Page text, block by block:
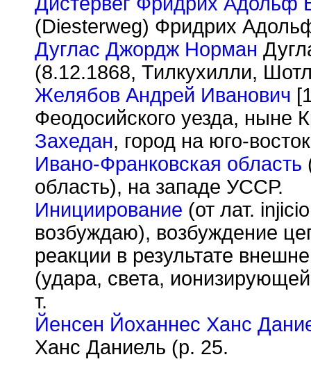
(Diesterweg) Фридрих
Дуглас Джордж Норман
(8.12.1868, Тилкухилли,
Желябов Андрей Иванович
Феодосийского уезда, ныне
Захедан, город на юго-
Ивано-Франковская область
область), на западе УССР.
Инициирование (от лат.
возбуждаю), возбуждение
реакции в результате
(удара, света,
т.
Йенсен Йоханнес Ханс
Ханс Даниель (р. 25.